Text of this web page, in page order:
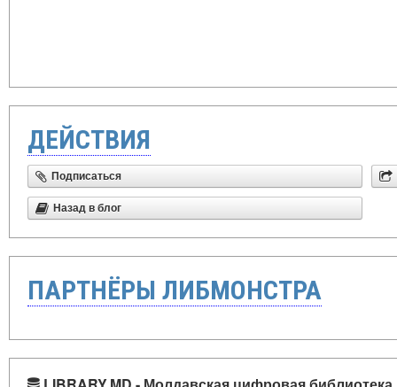
ДЕЙСТВИЯ
Подписаться
Назад в блог
ПАРТНЁРЫ ЛИБМОНСТРА